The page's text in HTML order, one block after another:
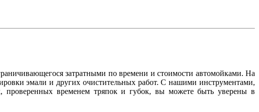
затратными по времени и стоимости автомойками. На
эмали и других очистительных работ. С нашими инструментами,
временем тряпок и губок, вы можете быть уверены в